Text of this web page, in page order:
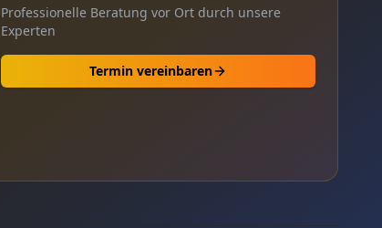
Professionelle Beratung vor Ort durch unsere
Experten
Termin vereinbaren